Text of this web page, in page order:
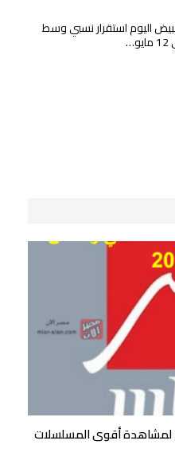
اليوم استقرار نسبي وسط
استقبل تردد قناة MBC مصر 1 و2 لمشاهدة أقوى المسلسلات